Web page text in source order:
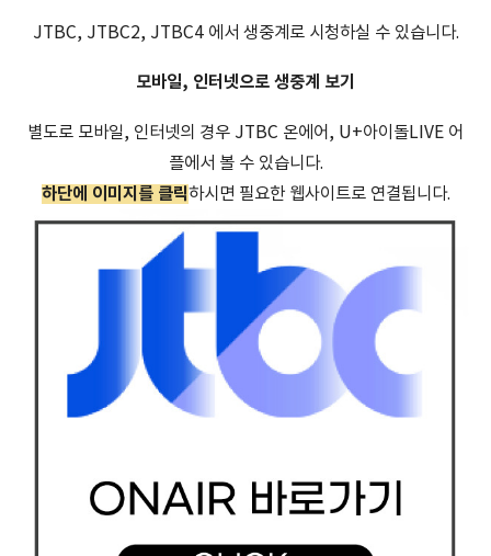
JTBC, JTBC2, JTBC4 에서 생중계로 시청하실 수 있습니다.
모바일, 인터넷으로 생중계 보기
별도로 모바일, 인터넷의 경우 JTBC 온에어, U+아이돌LIVE 어
플에서 볼 수 있습니다.
하단에 이미지를 클릭하시면 필요한 웹사이트로 연결됩니다.